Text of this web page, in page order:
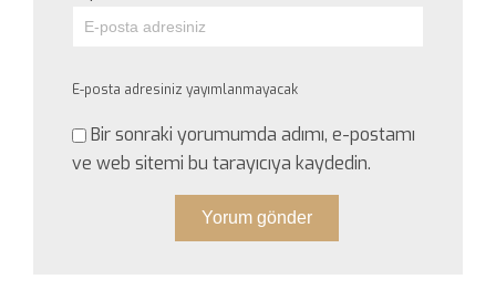
E-posta adresiniz yayımlanmayacak
Bir sonraki yorumumda adımı, e-postamı
ve web sitemi bu tarayıcıya kaydedin.